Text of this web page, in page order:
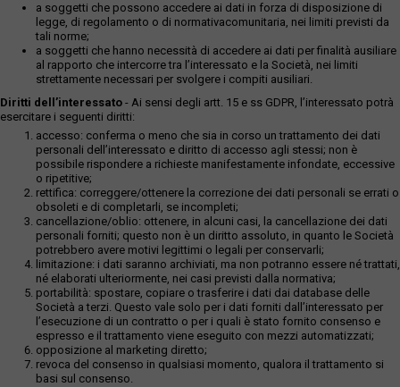
a soggetti che possono accedere ai dati in forza di disposizione di
legge, di regolamento o di normativacomunitaria, nei limiti previsti da
tali norme;
a soggetti che hanno necessità di accedere ai dati per finalità ausiliare
al rapporto che intercorre tra l’interessato e la Società, nei limiti
strettamente necessari per svolgere i compiti ausiliari.
Diritti dell’interessato - Ai sensi degli artt. 15 e ss GDPR, l’interessato potrà
esercitare i seguenti diritti:
accesso: conferma o meno che sia in corso un trattamento dei dati
personali dell’interessato e diritto di accesso agli stessi; non è
possibile rispondere a richieste manifestamente infondate, eccessive
o ripetitive;
rettifica: correggere/ottenere la correzione dei dati personali se errati o
obsoleti e di completarli, se incompleti;
cancellazione/oblio: ottenere, in alcuni casi, la cancellazione dei dati
personali forniti; questo non è un diritto assoluto, in quanto le Società
potrebbero avere motivi legittimi o legali per conservarli;
limitazione: i dati saranno archiviati, ma non potranno essere né trattati,
né elaborati ulteriormente, nei casi previsti dalla normativa;
portabilità: spostare, copiare o trasferire i dati dai database delle
Società a terzi. Questo vale solo per i dati forniti dall’interessato per
l’esecuzione di un contratto o per i quali è stato fornito consenso e
espresso e il trattamento viene eseguito con mezzi automatizzati;
opposizione al marketing diretto;
revoca del consenso in qualsiasi momento, qualora il trattamento si
basi sul consenso.